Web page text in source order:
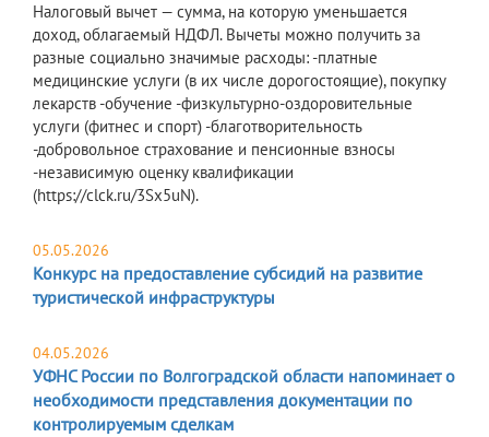
Налоговый вычет — сумма, на которую уменьшается
доход, облагаемый НДФЛ. Вычеты можно получить за
разные социально значимые расходы: -платные
медицинские услуги (в их числе дорогостоящие), покупку
лекарств -обучение -физкультурно-оздоровительные
услуги (фитнес и спорт) -благотворительность
-добровольное страхование и пенсионные взносы
-независимую оценку квалификации
(https://clck.ru/3Sx5uN).
05.05.2026
Конкурс на предоставление субсидий на развитие
туристической инфраструктуры
04.05.2026
УФНС России по Волгоградской области напоминает о
необходимости представления документации по
контролируемым сделкам